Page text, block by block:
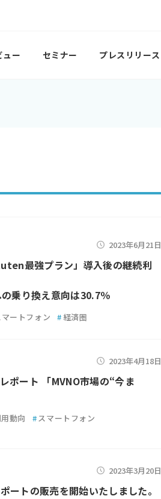
ュー セミナー プレスリリース
2023年6月21日
最強プラン」導入後の継続利
乗り換え意向は30.7％
マートフォン # 経済圏
2023年4月18日
ポート 「MVNO市場の“今ま
動向 #スマートフォン
2023年3月20日
ートの販売を開始いたしました。